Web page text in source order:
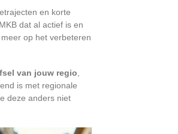
en korte
dat al actief is en
op het verbeteren
van jouw regio
is met regionale
deze anders niet